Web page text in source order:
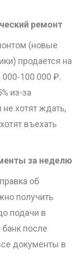
ремонт
(новые
продается на
100 000 ₽.
из-за
не хотят ждать,
въехать
за неделю
об
получить
подачи в
после
документы в